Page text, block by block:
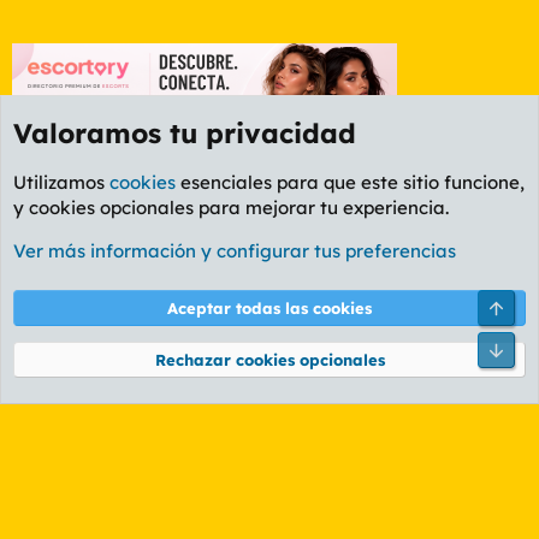
Foro General
Cookies
PL OLDSTYLE AMARILLO
Términos y reglas Política de privacidad Ayuda
Community platform by XenForo® © 2010-2026 XenForo Ltd.
Valoramos tu privacidad
Utilizamos cookies esenciales para que este sitio funcione,
y cookies opcionales para mejorar tu experiencia.
Ver más información y configurar tus preferencias
Aceptar todas las cookies
Rechazar cookies opcionales
Pie